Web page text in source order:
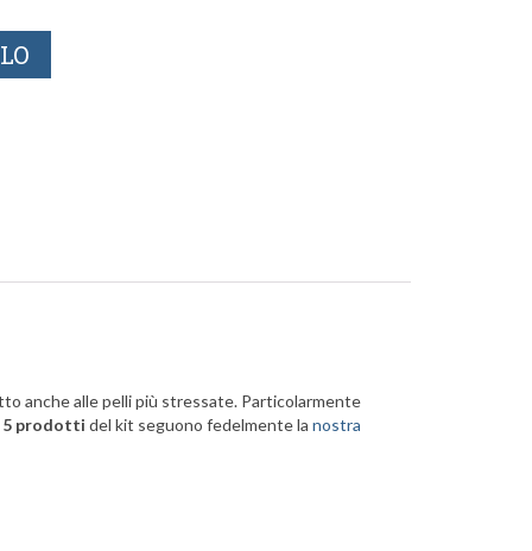
anche alle pelli più stressate. Particolarmente
5 prodotti del kit seguono fedelmente la nostra